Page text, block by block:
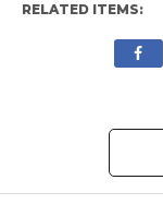
RELATED ITEMS: